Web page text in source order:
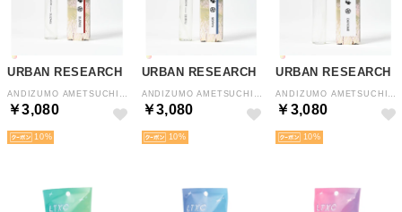
URBAN RESEARCH
￥3,080
10
URBAN RESEARCH
￥3,080
10
URBAN RESEARCH
￥3,080
10